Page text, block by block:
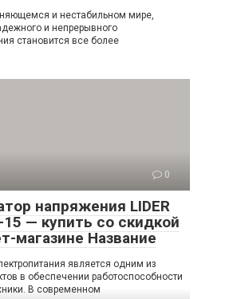
и нестабильном мире,
и непрерывного
становится все более
0
напряжения LIDER
15 — купить со скидкой
магазине Название
является одним из
в обеспечении работоспособности
В современном